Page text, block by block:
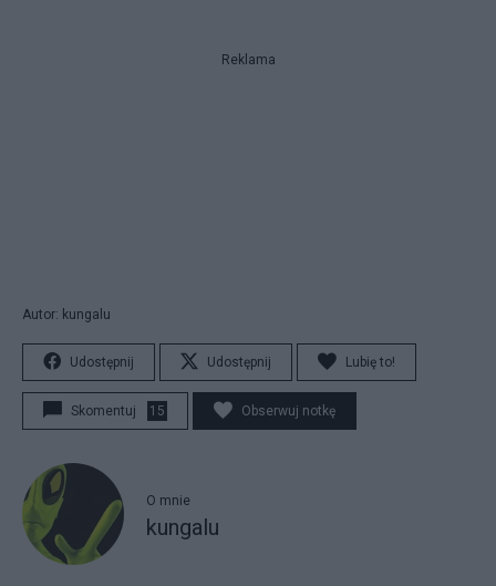
Reklama
Autor: kungalu
Udostępnij Udostępnij Lubię to!
Skomentuj 15 Obserwuj notkę
O mnie
kungalu